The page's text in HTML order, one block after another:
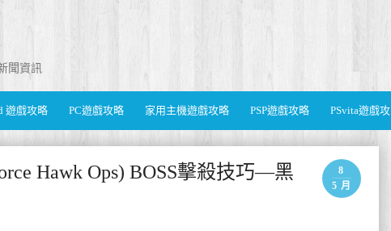
聞資訊
遊戲攻略 PC遊戲攻略 家用主機遊戲攻略 PSP遊戲攻略 PSvita遊戲
Hawk Ops) BOSS擊殺技巧—黑
8
5 月